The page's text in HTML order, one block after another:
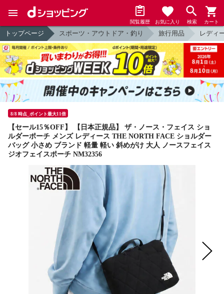
閲覧履歴 お気に入り 検索 カート
トップページ スポーツ・アウトドア・釣り 旅行用品 レディ
8/8 時点_ポイント最大11倍
【セール15％OFF】 【日本正規品】 ザ・ノース・フェイス ショ
ルダーポーチ メンズ レディース THE NORTH FACE ショルダー
バッグ 小さめ ブランド 軽量 軽い 斜めがけ 大人 ノースフェイス
ジオフェイスポーチ NM32356